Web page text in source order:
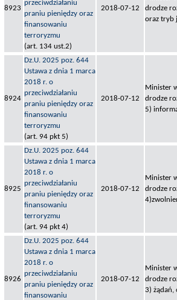
8923
przeciwdziałaniu
praniu pieniędzy oraz
finansowaniu
terroryzmu
(art. 134 ust.2)
2018-07-12
drodze
oraz tryb
8924
Dz.U. 2025 poz. 644
Ustawa z dnia 1 marca
2018 r. o
przeciwdziałaniu
praniu pieniędzy oraz
finansowaniu
terroryzmu
(art. 94 pkt 5)
2018-07-12
Minister
drodze
5)
8925
Dz.U. 2025 poz. 644
Ustawa z dnia 1 marca
2018 r. o
przeciwdziałaniu
praniu pieniędzy oraz
finansowaniu
terroryzmu
(art. 94 pkt 4)
2018-07-12
Minister
drodze
8926
Dz.U. 2025 poz. 644
Ustawa z dnia 1 marca
2018 r. o
przeciwdziałaniu
praniu pieniędzy oraz
finansowaniu
2018-07-12
Minister
drodze
3) żądań,